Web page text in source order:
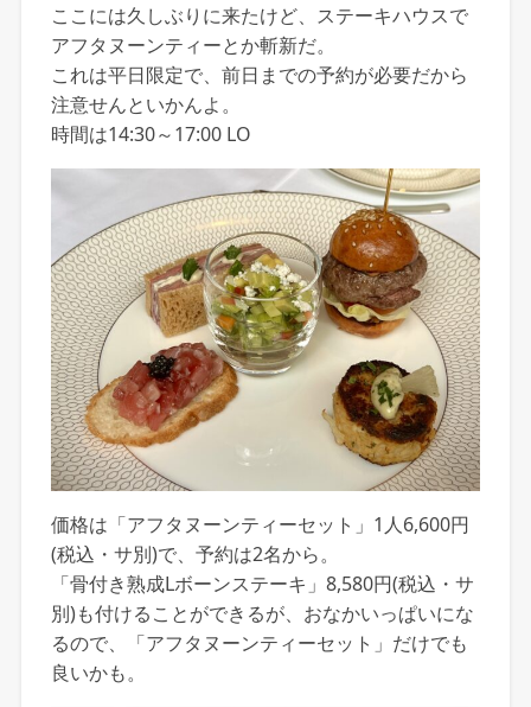
ここには久しぶりに来たけど、ステーキハウスで
アフタヌーンティーとか斬新だ。
これは平日限定で、前日までの予約が必要だから
注意せんといかんよ。
時間は14:30～17:00 LO
価格は「アフタヌーンティーセット」1人6,600円
(税込・サ別)で、予約は2名から。
「骨付き熟成Lボーンステーキ」8,580円(税込・サ
別)も付けることができるが、おなかいっぱいにな
るので、「アフタヌーンティーセット」だけでも
良いかも。